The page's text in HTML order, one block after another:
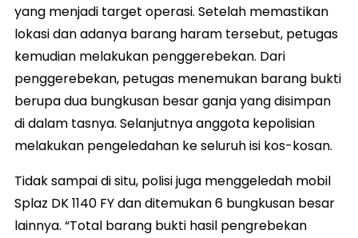
yang menjadi target operasi. Setelah memastikan
lokasi dan adanya barang haram tersebut, petugas
kemudian melakukan penggerebekan. Dari
penggerebekan, petugas menemukan barang bukti
berupa dua bungkusan besar ganja yang disimpan
di dalam tasnya. Selanjutnya anggota kepolisian
melakukan pengeledahan ke seluruh isi kos-kosan.
Tidak sampai di situ, polisi juga menggeledah mobil
Splaz DK 1140 FY dan ditemukan 6 bungkusan besar
lainnya. “Total barang bukti hasil pengrebekan